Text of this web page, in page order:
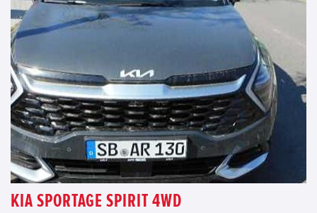
KIA SPORTAGE SPIRIT 4WD